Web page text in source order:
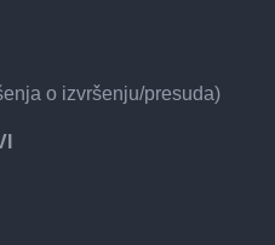
o izvršenju/presuda)